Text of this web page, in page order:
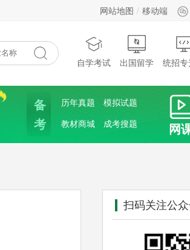
网站地图 移动端
自学考试 出国留学 统招
备
考
历年真题
模拟试题
教材商城
成考搜题 网
扫码关注公